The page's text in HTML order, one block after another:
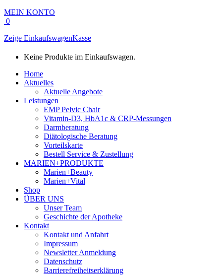
MEIN KONTO
0
Zeige EinkaufswagenKasse
Keine Produkte im Einkaufswagen.
Home
Aktuelles
Aktuelle Angebote
Leistungen
EMP Pelvic Chair
Vitamin-D3, HbA1c & CRP-Messungen
Darmberatung
Diätologische Beratung
Vorteilskarte
Bestell Service & Zustellung
MARIEN+PRODUKTE
Marien+Beauty
Marien+Vital
Shop
ÜBER UNS
Unser Team
Geschichte der Apotheke
Kontakt
Kontakt und Anfahrt
Impressum
Newsletter Anmeldung
Datenschutz
Barrierefreiheitserklärung